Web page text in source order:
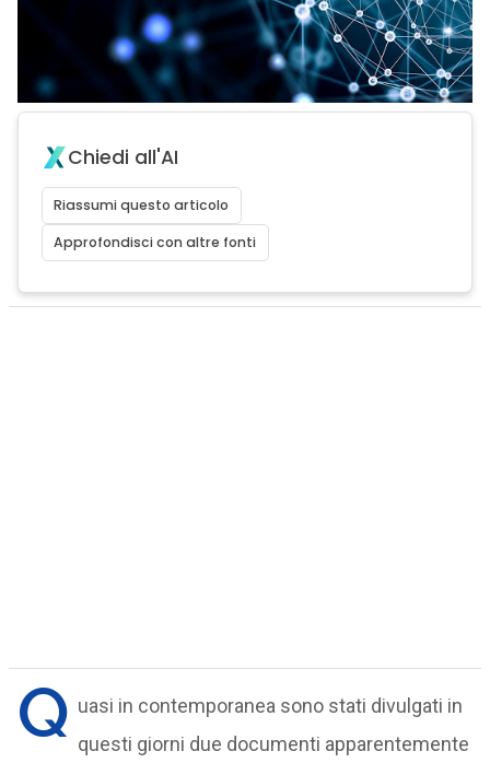
Chiedi all'AI
Riassumi questo articolo
Approfondisci con altre fonti
Q uasi in contemporanea sono stati divulgati in
questi giorni due documenti apparentemente